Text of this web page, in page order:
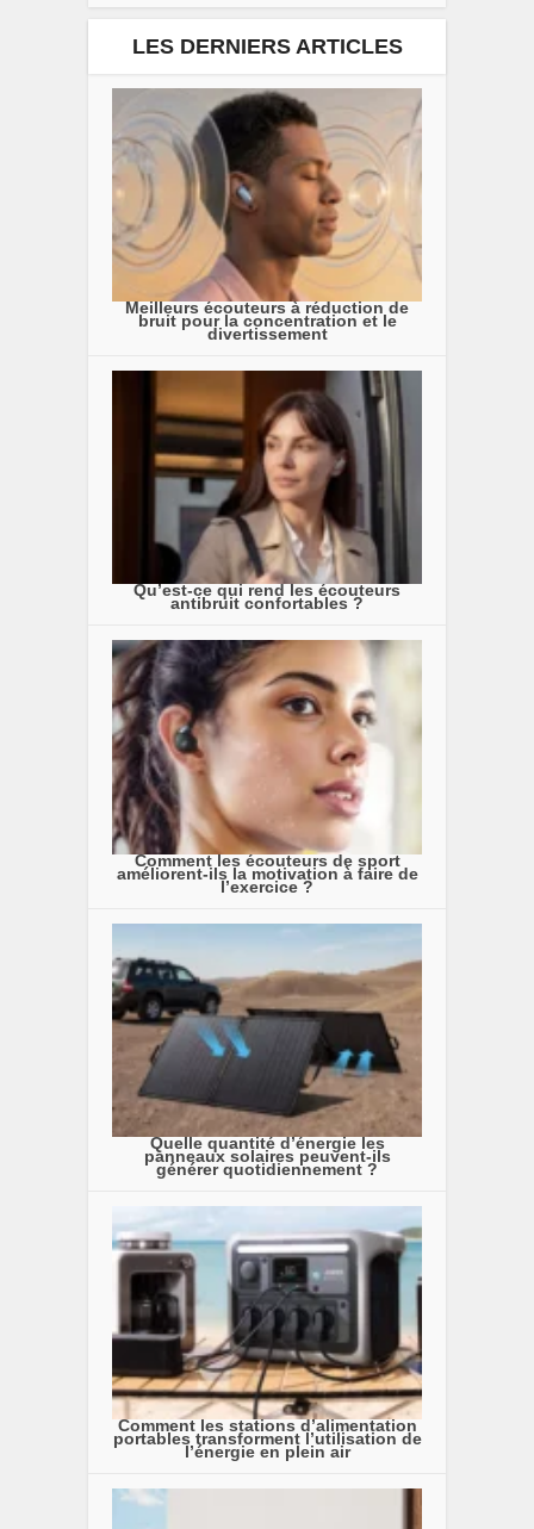
LES DERNIERS ARTICLES
Meilleurs écouteurs à réduction de
bruit pour la concentration et le
divertissement
Qu’est-ce qui rend les écouteurs
antibruit confortables ?
Comment les écouteurs de sport
améliorent-ils la motivation à faire de
l’exercice ?
Quelle quantité d’énergie les
panneaux solaires peuvent-ils
générer quotidiennement ?
Comment les stations d’alimentation
portables transforment l’utilisation de
l’énergie en plein air